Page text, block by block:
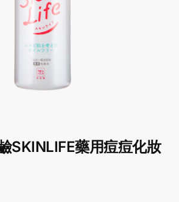
SKINLIFE藥用痘痘化妝